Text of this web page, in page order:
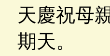
天慶祝母
期天。